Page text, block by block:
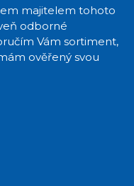
majitelem tohoto
odborné
Vám sortiment,
ověřený svou